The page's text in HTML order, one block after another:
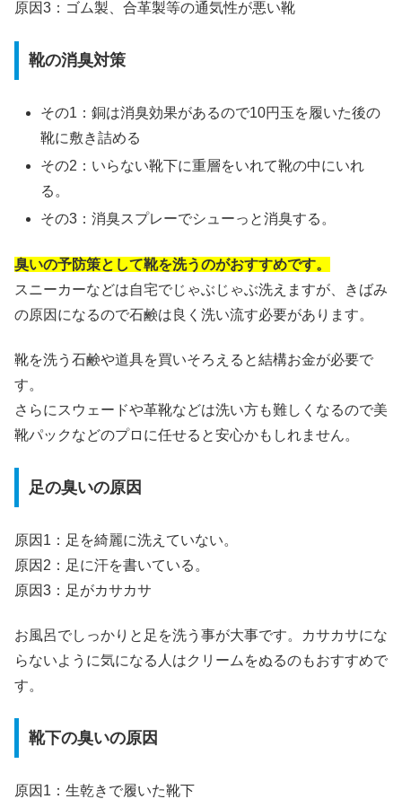
原因3：ゴム製、合革製等の通気性が悪い靴
靴の消臭対策
その1：銅は消臭効果があるので10円玉を履いた後の
靴に敷き詰める
その2：いらない靴下に重層をいれて靴の中にいれ
る。
その3：消臭スプレーでシューっと消臭する。
臭いの予防策として靴を洗うのがおすすめです。
スニーカーなどは自宅でじゃぶじゃぶ洗えますが、きばみ
の原因になるので石鹸は良く洗い流す必要があります。
靴を洗う石鹸や道具を買いそろえると結構お金が必要で
す。
さらにスウェードや革靴などは洗い方も難しくなるので美
靴パックなどのプロに任せると安心かもしれません。
足の臭いの原因
原因1：足を綺麗に洗えていない。
原因2：足に汗を書いている。
原因3：足がカサカサ
お風呂でしっかりと足を洗う事が大事です。カサカサにな
らないように気になる人はクリームをぬるのもおすすめで
す。
靴下の臭いの原因
原因1：生乾きで履いた靴下